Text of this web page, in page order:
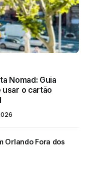
Nomad: Guia
o cartão
Orlando Fora dos